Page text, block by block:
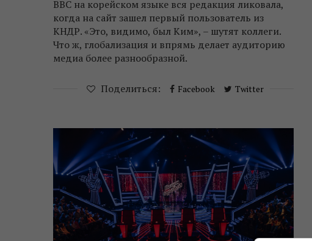
BBC на корейском языке вся редакция ликовала,
когда на сайт зашел первый пользователь из
КНДР. «Это, видимо, был Ким», – шутят коллеги.
Что ж, глобализация и впрямь делает аудиторию
медиа более разнообразной.
Поделиться: Facebook Twitter